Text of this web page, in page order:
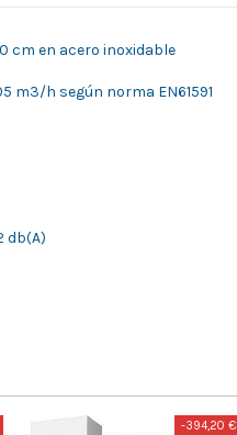
cm en acero inoxidable
m3/h según norma EN61591
db(A)
-394,20 €